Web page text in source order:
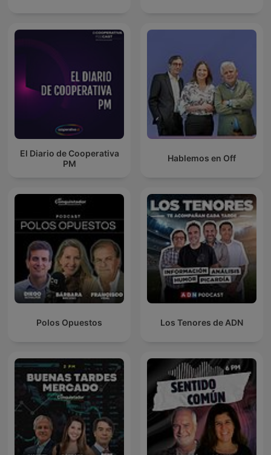
El Diario de Cooperativa
PM
Hablemos en Off
Polos Opuestos Los Tenores de ADN